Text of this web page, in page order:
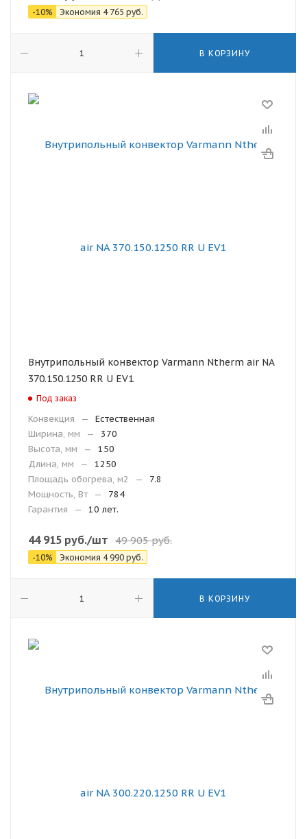
-10% Экономия 4 765 руб.
В КОРЗИНУ
Внутрипольный конвектор Varmann Ntherm air NA
370.150.1250 RR U EV1
Под заказ
Конвекция —
Естественная
Ширина, мм
—
370
Высота, мм
—
150
Длина, мм
—
1250
Площадь обогрева, м2
—
7.8
Мощность, Вт
—
784
Гарантия
— 10 лет.
44 915 руб./шт 49 905руб.
-10% Экономия 4 990 руб.
В КОРЗИНУ